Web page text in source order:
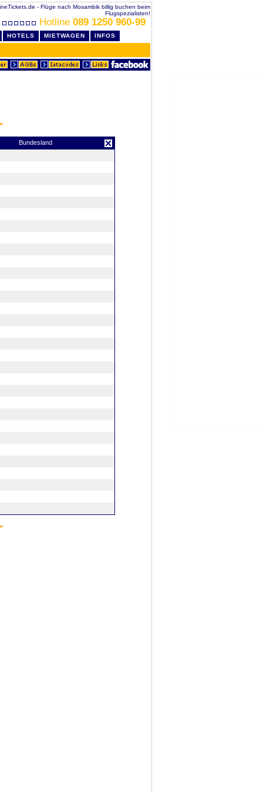
- Flüge nach Mosambik billig buchen beim
Flugspezialisten!
Hotline 089 1250 960-99
HOTELS MIETWAGEN INFOS
Bundesland